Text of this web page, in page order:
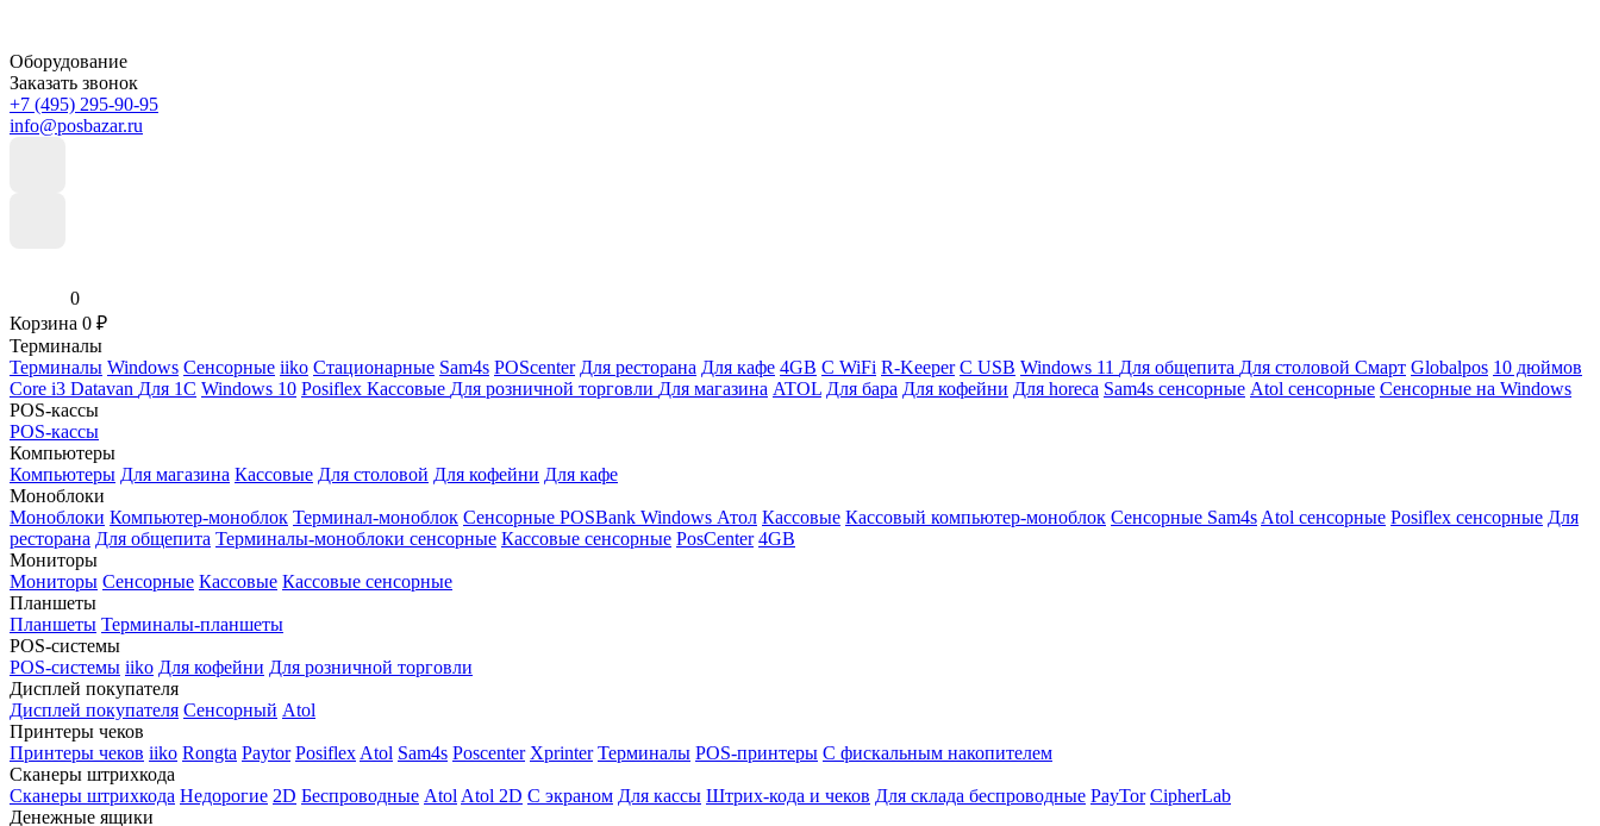
Оборудование
Заказать звонок
+7 (495) 295-90-95
info@posbazar.ru
0
Корзина 0 ₽
Терминалы
Терминалы Windows Сенсорные iiko Стационарные Sam4s POScenter Для ресторана Для кафе 4GB С WiFi R-Keeper С USB Windows 11 Для общепита Для столовой Смарт Globalpos 10 дюймов
Core i3 Datavan Для 1С Windows 10 Posiflex Кассовые Для розничной торговли Для магазина ATOL Для бара Для кофейни Для horeca Sam4s сенсорные Atol сенсорные Сенсорные на Windows
POS-кассы
POS-кассы
Компьютеры
Компьютеры Для магазина Кассовые Для столовой Для кофейни Для кафе
Моноблоки
Моноблоки Компьютер-моноблок Терминал-моноблок Сенсорные POSBank Windows Атол Кассовые Кассовый компьютер-моноблок Сенсорные Sam4s Atol сенсорные Posiflex сенсорные Для
ресторана Для общепита Терминалы-моноблоки сенсорные Кассовые сенсорные PosCenter 4GB
Мониторы
Мониторы Сенсорные Кассовые Кассовые сенсорные
Планшеты
Планшеты Терминалы-планшеты
POS-системы
POS-системы iiko Для кофейни Для розничной торговли
Дисплей покупателя
Дисплей покупателя Сенсорный Atol
Принтеры чеков
Принтеры чеков iiko Rongta Paytor Posiflex Atol Sam4s Poscenter Xprinter Терминалы POS-принтеры С фискальным накопителем
Сканеры штрихкода
Сканеры штрихкода Недорогие 2D Беспроводные Atol Atol 2D С экраном Для кассы Штрих-кода и чеков Для склада беспроводные PayTor CipherLab
Денежные ящики